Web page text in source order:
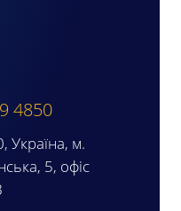
4850
Україна, м.
5, офіс